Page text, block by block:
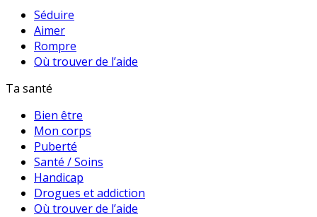
Séduire
Aimer
Rompre
Où trouver de l’aide
Ta santé
Bien être
Mon corps
Puberté
Santé / Soins
Handicap
Drogues et addiction
Où trouver de l’aide